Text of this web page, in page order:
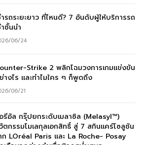
ารถระยะยาว ที่ไหนดี? 7 อันดับผู้ให้บริการรถ
าชั้นนำ
06/24
Strike 2 พลิกโฉมวงการเกมแข่งขัน
างไร และทำไมใคร ๆ ก็พูดถึง
06/21
รีอัล กรุ๊ปยกระดับเมลาซิล (Melasyl™)
ตกรรมโมเลกุลเอกสิทธิ์ สู่ 7 สกินแคร์โซลูชัน
ก LOréal Paris และ La Roche- Posay